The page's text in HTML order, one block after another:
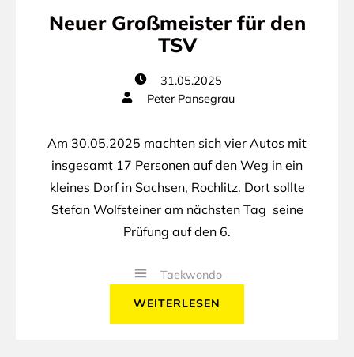
Neuer Großmeister für den
TSV
31.05.2025
Peter Pansegrau
Am 30.05.2025 machten sich vier Autos mit
insgesamt 17 Personen auf den Weg in ein
kleines Dorf in Sachsen, Rochlitz. Dort sollte
Stefan Wolfsteiner am nächsten Tag seine
Prüfung auf den 6.
Taekwondo
WEITERLESEN